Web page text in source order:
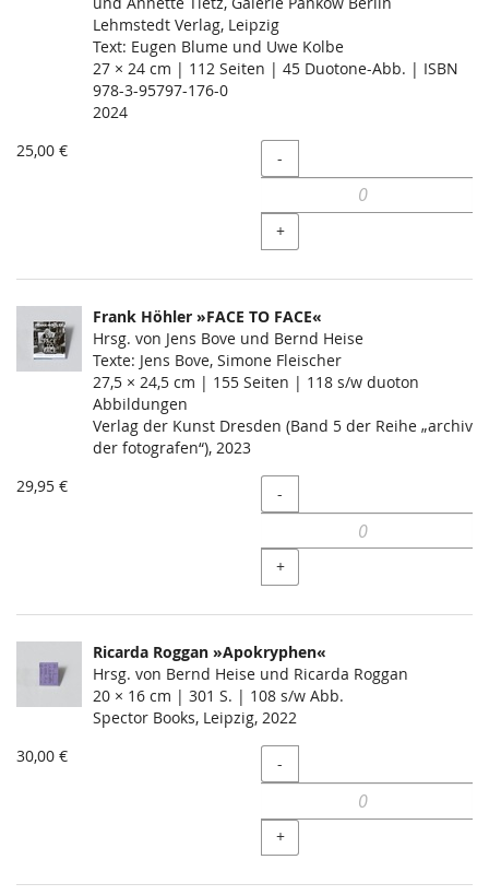
Lehmstedt Verlag, Leipzig
Text: Eugen Blume und Uwe Kolbe
27 × 24 cm | 112 Seiten | 45 Duotone-Abb. | ISBN
978-3-95797-176-0
2024
25,00 €
Menge
-
+
Frank Höhler »FACE TO FACE«
Hrsg. von Jens Bove und Bernd Heise
Texte: Jens Bove, Simone Fleischer
27,5 × 24,5 cm | 155 Seiten | 118 s/w duoton
Abbildungen
Verlag der Kunst Dresden (Band 5 der Reihe „archiv
der fotografen“), 2023
29,95 €
Menge
-
+
Ricarda Roggan »Apokryphen«
Hrsg. von Bernd Heise und Ricarda Roggan
20 × 16 cm | 301 S. | 108 s/w Abb.
Spector Books, Leipzig, 2022
30,00 €
Menge
-
+